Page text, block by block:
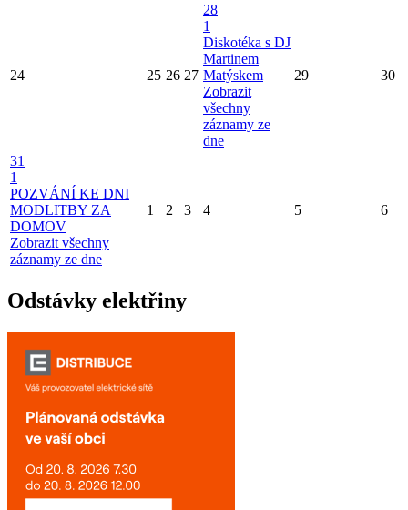
24 25 26 27
28
1
Diskotéka s DJ
Martinem
Matýskem
Zobrazit
všechny
záznamy ze
dne
29 30
31
1
POZVÁNÍ KE DNI
MODLITBY ZA
DOMOV
Zobrazit všechny
záznamy ze dne
1 2 3 4 5 6
Odstávky elektřiny